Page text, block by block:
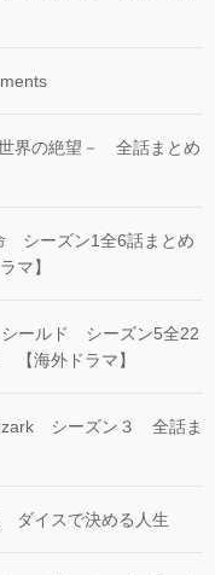
界の絶望－ 全話まとめ
シーズン1全6話まとめ
マ】
シールド シーズン5全22
海外ドラマ】
シーズン３ 全話ま
イスで決める人生